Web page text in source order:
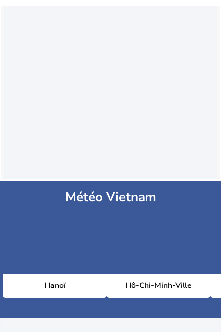
Météo Vietnam
Hanoï Hô-Chi-Minh-Ville